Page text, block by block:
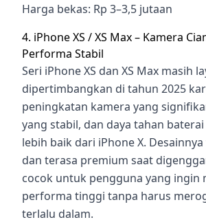
Harga bekas: Rp 3–3,5 jutaan
4. iPhone XS / XS Max – Kamera
Performa Stabil
Seri iPhone XS dan XS Max masih
dipertimbangkan di tahun 2025
peningkatan kamera yang
yang stabil, dan daya tahan
lebih baik dari iPhone X.
dan terasa premium saat
cocok untuk pengguna yang ingin
performa tinggi tanpa harus
terlalu dalam.